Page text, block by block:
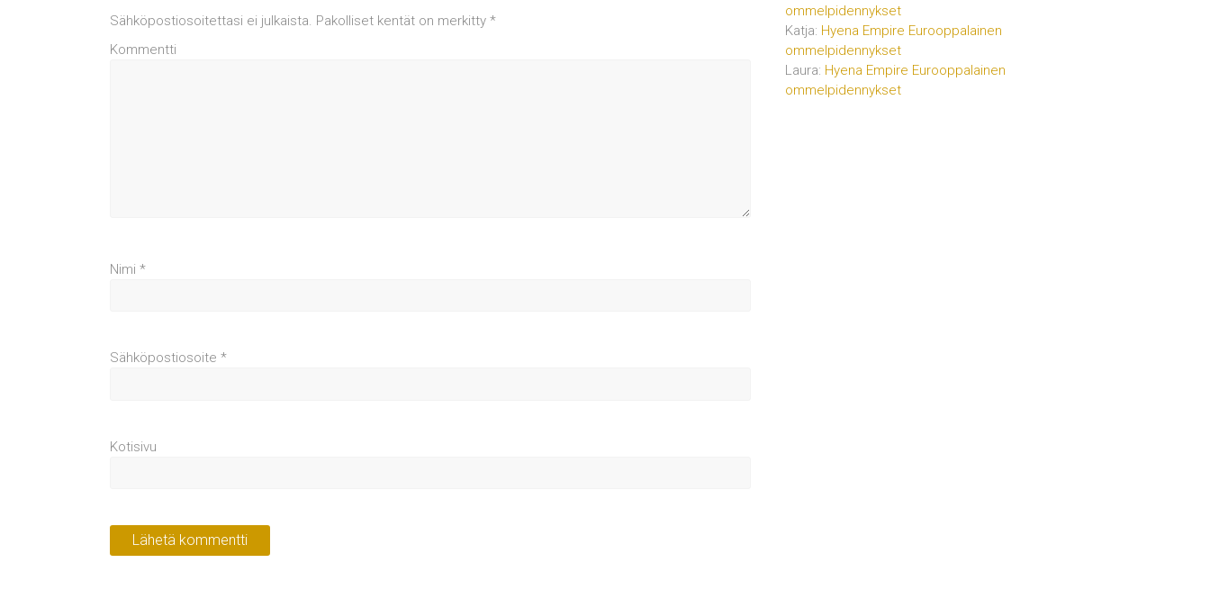
Sähköpostiosoitettasi ei julkaista. Pakolliset kentät on merkitty *
Kommentti
Nimi *
Sähköpostiosoite *
Kotisivu
ommelpidennykset
Katja: Hyena Empire Eurooppalainen
ommelpidennykset
Laura: Hyena Empire Eurooppalainen
ommelpidennykset